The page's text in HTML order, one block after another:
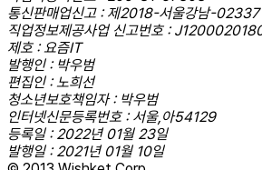
통신판매업신고 : 제2018-서울강남-02337
직업정보제공사업 신고번호 :
제호 : 요즘IT
발행인 : 박우범
편집인 : 노희선
청소년보호책임자 : 박우범
인터넷신문등록번호 : 서울,아54129
등록일 : 2022년 01월 23일
발행일 : 2021년 01월 10일